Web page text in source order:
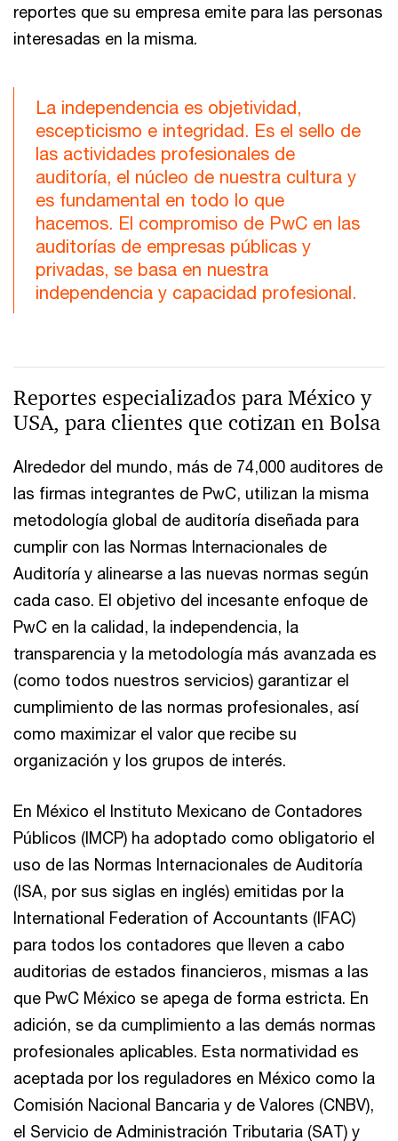
reportes que su empresa emite para las personas
interesadas en la misma.
La independencia es objetividad,
escepticismo e integridad. Es el sello de
las actividades profesionales de
auditoría, el núcleo de nuestra cultura y
es fundamental en todo lo que
hacemos. El compromiso de PwC en las
auditorías de empresas públicas y
privadas, se basa en nuestra
independencia y capacidad profesional.
Reportes especializados para México y
USA, para clientes que cotizan en Bolsa
Alrededor del mundo, más de 74,000 auditores de
las firmas integrantes de PwC, utilizan la misma
metodología global de auditoría diseñada para
cumplir con las Normas Internacionales de
Auditoría y alinearse a las nuevas normas según
cada caso. El objetivo del incesante enfoque de
PwC en la calidad, la independencia, la
transparencia y la metodología más avanzada es
(como todos nuestros servicios) garantizar el
cumplimiento de las normas profesionales, así
como maximizar el valor que recibe su
organización y los grupos de interés.
En México el Instituto Mexicano de Contadores
Públicos (IMCP) ha adoptado como obligatorio el
uso de las Normas Internacionales de Auditoría
(ISA, por sus siglas en inglés) emitidas por la
International Federation of Accountants (IFAC)
para todos los contadores que lleven a cabo
auditorias de estados financieros, mismas a las
que PwC México se apega de forma estricta. En
adición, se da cumplimiento a las demás normas
profesionales aplicables. Esta normatividad es
aceptada por los reguladores en México como la
Comisión Nacional Bancaria y de Valores (CNBV),
el Servicio de Administración Tributaria (SAT) y